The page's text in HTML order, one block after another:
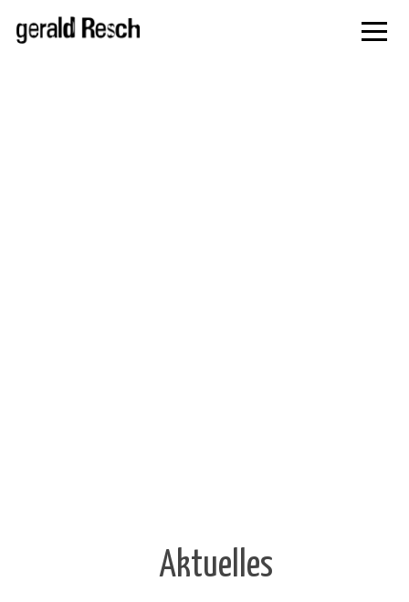
zur
Aktuelles